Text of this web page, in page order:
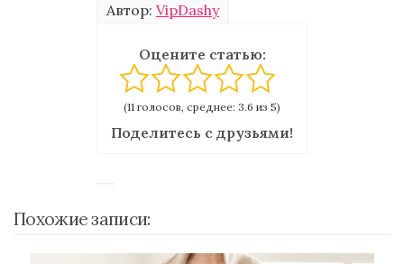
Автор: VipDashy
Оцените статью:
(11 голосов, среднее: 3.6 из 5)
Поделитесь с друзьями!
Похожие записи: